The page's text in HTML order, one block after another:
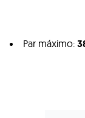
Par máximo: